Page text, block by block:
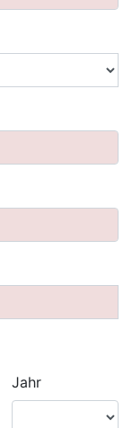
Jahr